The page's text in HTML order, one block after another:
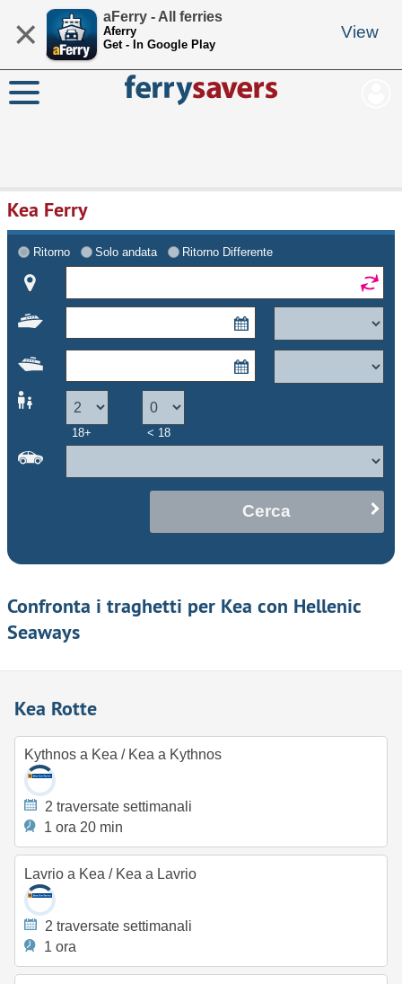
× aFerry - All ferries
Aferry
Get - In Google Play
View
Kea Ferry
Ritorno Solo andata Ritorno Differente
18+ < 18
Cerca
Confronta i traghetti per Kea con Hellenic
Seaways
Kea Rotte
Kythnos a Kea /Kea a Kythnos
2 traversate settimanali
1 ora 20 min
Lavrio a Kea /Kea a Lavrio
2 traversate settimanali
1 ora